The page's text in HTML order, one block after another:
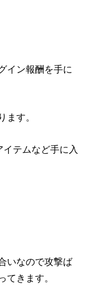
イン報酬を手に
ます。
テムなど手に入
いなので攻撃ば
てきます。